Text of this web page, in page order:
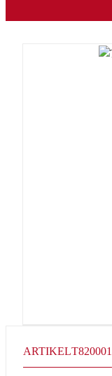
ARTIKELT820001